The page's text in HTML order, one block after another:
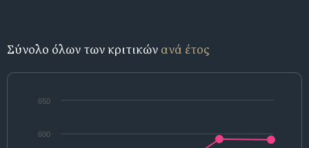
Σύνολο όλων των κριτικών ανά έτος
600
650